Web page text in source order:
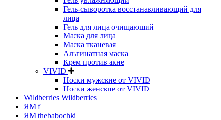
Гель-сыворотка восстанавливающий для
лица
Гель для лица очищающий
Маска для лица
Маска тканевая
Альгинатная маска
Крем против акне
VIVID
Носки мужские от VIVID
Носки женские от VIVID
Wildberries Wildberries
ЯМ f
ЯМ thebabochki